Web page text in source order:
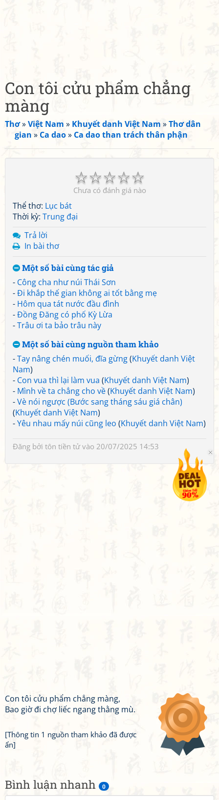
Bình luận nhanh 0
Con tôi cửu phẩm chẳng
màng
Thơ»Việt Nam » Khuyết danh Việt Nam »Thơ dân
gian » Ca dao» Ca dao than trách thân phận
☆
☆
☆
☆
☆
Chưa có đánh giá nào
Thể thơ: Lục bát
Thời kỳ: Trung đại
Trả lời
In bài thơ
Một số bài cùng tác giả
- Công cha như núi Thái Sơn
-Đi khắp thế gian không ai tốt bằng mẹ
- Hôm qua tát nước đầu đình
-Đồng Đăng có phố Kỳ Lừa
-Trâu ơi ta bảo trâu này
Một số bài cùng nguồn tham khảo
-Tay nâng chén muối, đĩa gừng(Khuyết danh Việt
Nam)
- Con vua thì lại làm vua (Khuyết danh Việt Nam)
- Mình về ta chẳng cho về(Khuyết danh Việt Nam)
-Vè nói ngược (Bước sang tháng sáu giá chân)
(Khuyết danh Việt Nam)
-Yêu nhau mấy núi cũng leo (Khuyết danh Việt Nam)
Đăng bởi tôn tiền tửvào 20/07/2025 14:53
Con tôi cửu phẩm chẳng màng,
Bao giờ đi chợ liếc ngang thằng mù.
[Thông tin 1 nguồn tham khảo đã được
ẩn]